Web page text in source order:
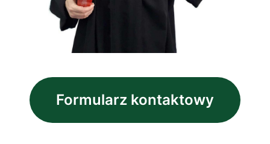
Formularz kontaktowy